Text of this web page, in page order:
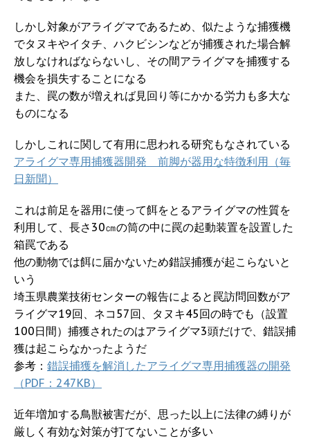
しかし対象がアライグマであるため、似たような捕獲機
でタヌキやイタチ、ハクビシンなどが捕獲された場合解
放しなければならないし、その間アライグマを捕獲する
機会を損失することになる
また、罠の数が増えれば見回り等にかかる労力も多大な
ものになる
しかしこれに関して有用に思われる研究もなされている
アライグマ専用捕獲器開発 前脚が器用な特徴利用（毎
日新聞）
これは前足を器用に使って餌をとるアライグマの性質を
利用して、長さ30㎝の筒の中に罠の起動装置を設置した
箱罠である
他の動物では餌に届かないため錯誤捕獲が起こらないと
いう
埼玉県農業技術センターの報告によると罠訪問回数がア
ライグマ19回、ネコ57回、タヌキ45回の時でも（設置
100日間）捕獲されたのはアライグマ3頭だけで、錯誤捕
獲は起こらなかったようだ
参考： 錯誤捕獲を解消したアライグマ専用捕獲器の開発
（PDF：247KB）
近年増加する鳥獣被害だが、思った以上に法律の縛りが
厳しく有効な対策が打てないことが多い